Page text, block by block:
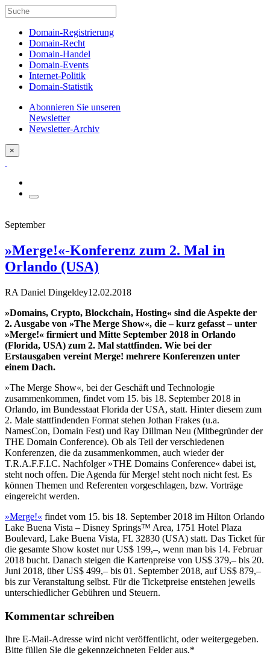
Domain-Registrierung
Domain-Recht
Domain-Handel
Domain-Events
Internet-Politik
Domain-Statistik
Abonnieren Sie unseren
Newsletter
Newsletter-Archiv
×
September
»Merge!«-Konferenz zum 2. Mal in
Orlando (USA)
RA Daniel Dingeldey12.02.2018
»Domains, Crypto, Blockchain, Hosting« sind die Aspekte der
2. Ausgabe von »The Merge Show«, die – kurz gefasst – unter
»Merge!« firmiert und Mitte September 2018 in Orlando
(Florida, USA) zum 2. Mal stattfinden. Wie bei der
Erstausgaben vereint Merge! mehrere Konferenzen unter
einem Dach.
»The Merge Show«, bei der Geschäft und Technologie
zusammenkommen, findet vom 15. bis 18. September 2018 in
Orlando, im Bundesstaat Florida der USA, statt. Hinter diesem zum
2. Male stattfindenden Format stehen Jothan Frakes (u.a.
NamesCon, Domain Fest) und Ray Dillman Neu (Mitbegründer der
THE Domain Conference). Ob als Teil der verschiedenen
Konferenzen, die da zusammenkommen, auch wieder der
T.R.A.F.F.I.C. Nachfolger »THE Domains Conference« dabei ist,
steht noch offen. Die Agenda für Merge! steht noch nicht fest. Es
können Themen und Referenten vorgeschlagen, bzw. Vorträge
eingereicht werden.
»Merge!« findet vom 15. bis 18. September 2018 im Hilton Orlando
Lake Buena Vista – Disney Springs™ Area, 1751 Hotel Plaza
Boulevard, Lake Buena Vista, FL 32830 (USA) statt. Das Ticket für
die gesamte Show kostet nur US$ 199,–, wenn man bis 14. Februar
2018 bucht. Danach steigen die Kartenpreise von US$ 379,– bis 20.
Juni 2018, über US$ 499,– bis 01. September 2018, auf US$ 879,–
bis zur Veranstaltung selbst. Für die Ticketpreise entstehen jeweils
unterschiedlicher Gebühren und Steuern.
Kommentar schreiben
Ihre E-Mail-Adresse wird nicht veröffentlicht, oder weitergegeben.
Bitte füllen Sie die gekennzeichneten Felder aus.*